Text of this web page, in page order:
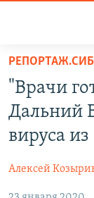
доступа
Вернуться
основному
Вернутся
ПРОГРАММЫ
ПОДКАСТЫ
АВТОРСКИЕ
МНЕНИЯ
"Врачи
Дальний
вируса
Алексей